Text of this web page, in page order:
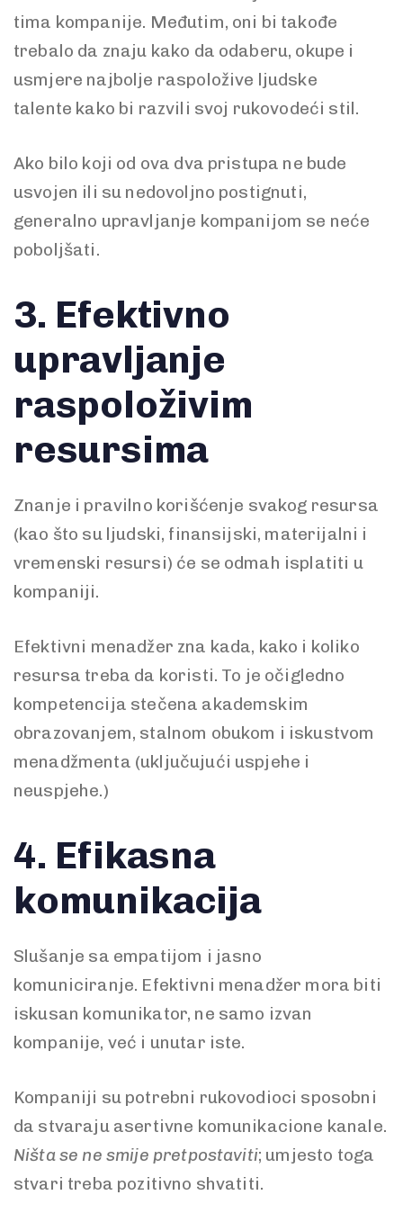
tima kompanije. Međutim, oni bi takođe
trebalo da znaju kako da odaberu, okupe i
usmjere najbolje raspoložive ljudske
talente kako bi razvili svoj rukovodeći stil.
Ako bilo koji od ova dva pristupa ne bude
usvojen ili su nedovoljno postignuti,
generalno upravljanje kompanijom se neće
poboljšati.
3. Efektivno
upravljanje
raspoloživim
resursima
Znanje i pravilno korišćenje svakog resursa
(kao što su ljudski, finansijski, materijalni i
vremenski resursi) će se odmah isplatiti u
kompaniji.
Efektivni menadžer zna kada, kako i koliko
resursa treba da koristi. To je očigledno
kompetencija stečena akademskim
obrazovanjem, stalnom obukom i iskustvom
menadžmenta (uključujući uspjehe i
neuspjehe.)
4. Efikasna
komunikacija
Slušanje sa empatijom i jasno
komuniciranje. Efektivni menadžer mora biti
iskusan komunikator, ne samo izvan
kompanije, već i unutar iste.
Kompaniji su potrebni rukovodioci sposobni
da stvaraju asertivne komunikacione kanale.
Ništa se ne smije pretpostaviti; umjesto toga
stvari treba pozitivno shvatiti.